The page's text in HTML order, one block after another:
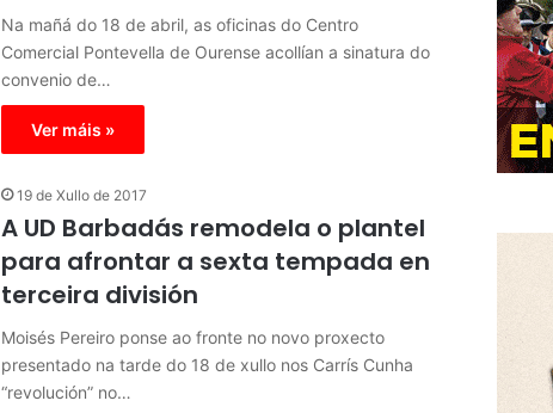
Na mañá do 18 de abril, as oficinas do Centro
Comercial Pontevella de Ourense acollían a sinatura do
convenio de…
Ver máis »
19 de Xullo de 2017
A UD Barbadás remodela o plantel
para afrontar a sexta tempada en
terceira división
Moisés Pereiro ponse ao fronte no novo proxecto
presentado na tarde do 18 de xullo nos Carrís Cunha
“revolución” no…